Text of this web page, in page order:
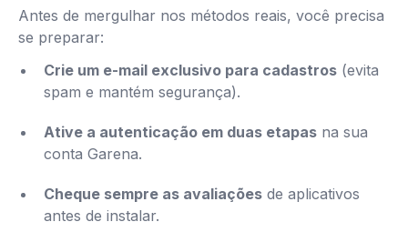
Antes de mergulhar nos métodos reais, você precisa
se preparar:
Crie um e-mail exclusivo para cadastros (evita
spam e mantém segurança).
Ative a autenticação em duas etapas na sua
conta Garena.
Cheque sempre as avaliações de aplicativos
antes de instalar.